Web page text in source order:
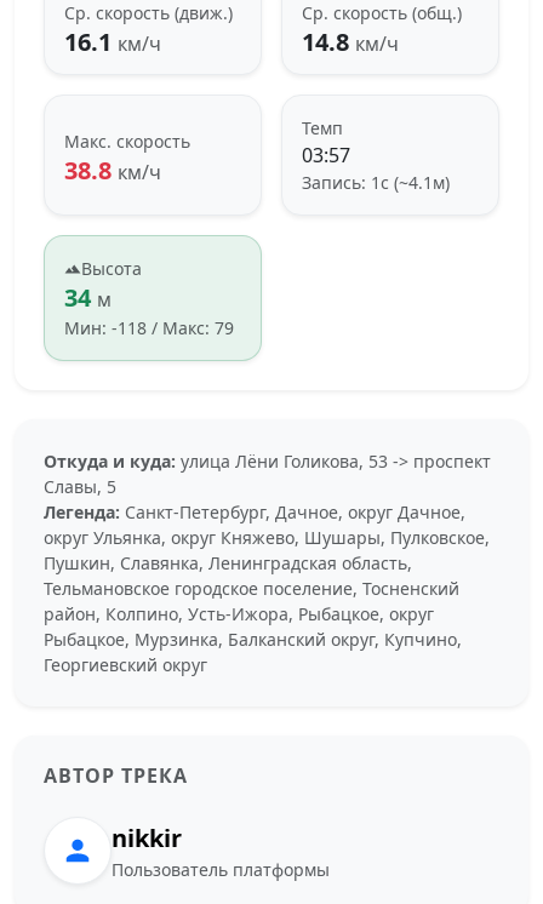
Ср. скорость (движ.)
16.1 км/ч
Ср. скорость (общ.)
14.8 км/ч
Макс. скорость
38.8 км/ч
Темп
03:57
Запись: 1с (~4.1м)
Высота
34 м
Мин: -118 / Макс: 79
Откуда и куда: улица Лёни Голикова, 53 -> проспект
Славы, 5
Легенда: Санкт-Петербург, Дачное, округ Дачное,
округ Ульянка, округ Княжево, Шушары, Пулковское,
Пушкин, Славянка, Ленинградская область,
Тельмановское городское поселение, Тосненский
район, Колпино, Усть-Ижора, Рыбацкое, округ
Рыбацкое, Мурзинка, Балканский округ, Купчино,
Георгиевский округ
АВТОР ТРЕКА
nikkir
Пользователь платформы